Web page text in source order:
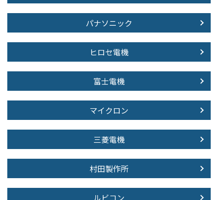
パナソニック
ヒロセ電機
富士電機
マイクロン
三菱電機
村田製作所
ルビコン